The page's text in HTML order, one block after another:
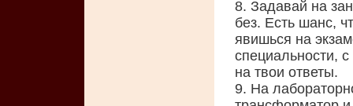
8. Задавай на
без. Есть шанс,
явишься на
специальности, с
на твои ответы.
9. На